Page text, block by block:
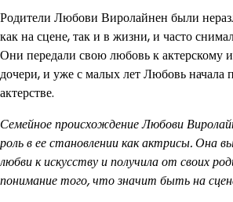
Родители Любови Виролайнен были
как на сцене, так и в жизни, и часто
Они передали свою любовь к актерскому
дочери, и уже с малых лет Любовь начала
актерстве.
Семейное происхождение Любови
роль в ее становлении как актрисы. Она
любви к искусству и получила от своих
понимание того, что значит быть на